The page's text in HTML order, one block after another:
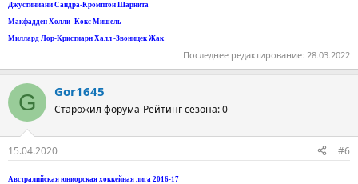
Джустиниани Сандра-Кромптон Шарнита
Макфадден Холли- Кокс Мишель
Миллард Лор-Кристиарн Халл -Звоницек Жак
Последнее редактирование: 28.03.2022
G Gor1645
Старожил форума Рейтинг сезона: 0
15.04.2020 #6
Австралийская юниорская хоккейная лига 2016-17